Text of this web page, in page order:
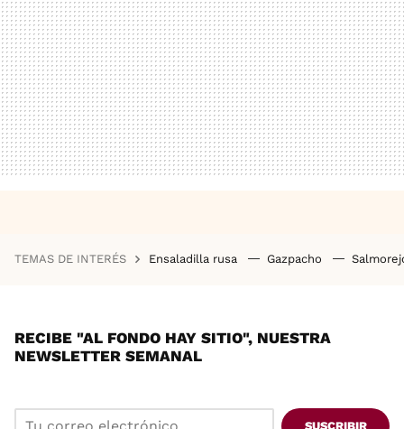
TEMAS DE INTERÉS Ensaladilla rusa Gazpacho
RECIBE "AL FONDO HAY SITIO", NUESTRA
NEWSLETTER SEMANAL
SUSCRIBIR